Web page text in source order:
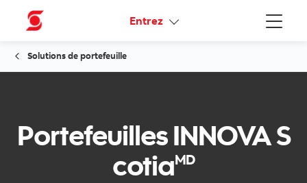
Menu
Entrez Liens connexes
Solutions de portefeuille
Portefeuilles INNOVA S
cotiaMD